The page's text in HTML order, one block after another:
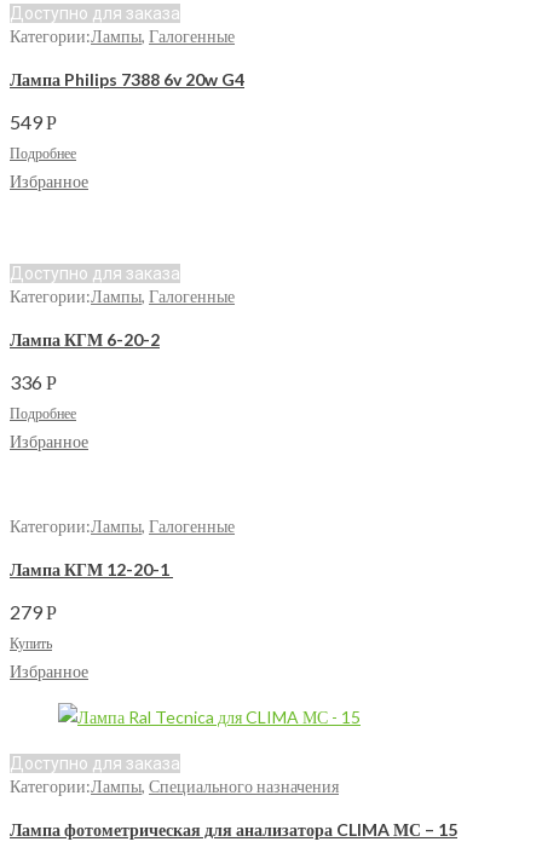
Доступно для заказа
Категории:Лампы, Галогенные
Лампа Philips 7388 6v 20w G4
549Р
Подробнее
Избранное
Доступно для заказа
Категории:Лампы, Галогенные
Лампа КГМ 6-20-2
336 Р
Подробнее
Избранное
Категории:Лампы, Галогенные
Лампа КГМ 12-20-1
279Р
Купить
Избранное
Доступно для заказа
Категории:Лампы, Специального назначения
Лампа фотометрическая для анализатора CLIMA МС – 15